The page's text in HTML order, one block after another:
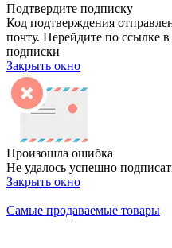
Подтвердите подписку
Код подтверждения
почту. Перейдите по ссылке
подписки
Закрыть окно
Произошла ошибка
Не удалось успешно
Закрыть окно
Самые продаваемые товары